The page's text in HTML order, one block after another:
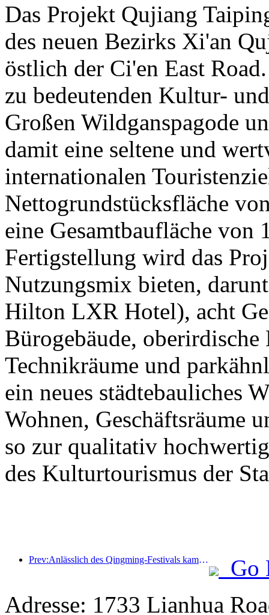
Das Projekt Qujiang
des neuen Bezirks Xi'an
östlich der Ci'en East
zu bedeutenden Kultur-
Großen Wildganspagode
damit eine seltene und
internationalen
Nettogrundstücksfläche
eine Gesamtbaufläche von
Fertigstellung wird das
Nutzungsmix bieten,
Hilton LXR Hotel), acht
Bürogebäude,
Technikräume und
ein neues städtebauliches
Wohnen, Geschäftsräume
so zur qualitativ
des Kulturtourismus der
Prev:Anlässlich des Qingming-Festivals kam es aufgrund des verlängerten Urlaubs zu einem Anstieg der Reisetätigkeit, wobei Ausflüge und die Besichtigung der Blütenpracht in vielen Städten zu erhöhten Besucherzahlen führten.
Go
Adresse: 1733 Lianhua